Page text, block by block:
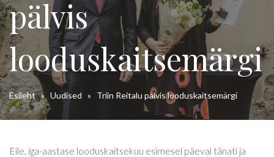
pälvis
looduskaitsemärgi
Esileht» Uudised » Triin Reitalu pälvis looduskaitsemärgi
Eile, iga-aastase looduskaitsekuu esimesel päeval tänati ja